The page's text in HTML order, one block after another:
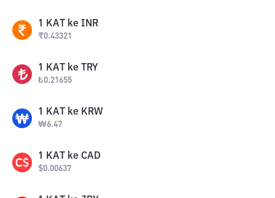
1 KAT ke INR
₹0.43321
1 KAT ke TRY
₺0.21655
1 KAT ke KRW
₩6.47
1 KAT ke CAD
$0.00637